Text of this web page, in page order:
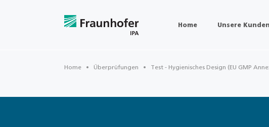
Home Unsere Kunden
Home Überprüfungen Test - Hygienisches Design (EU GMP